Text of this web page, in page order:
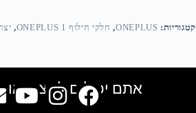
קטגוריות: ONEPLUS
, חלקי חילוף ONEPLUS 1 ,
אתם יכולים למצוא